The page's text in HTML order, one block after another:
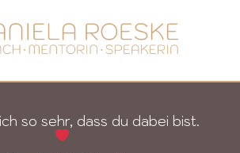
so sehr, dass du dabei bist.